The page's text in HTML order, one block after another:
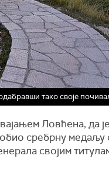
тако своје
Ловћена, да
сребрну медаљу
својим